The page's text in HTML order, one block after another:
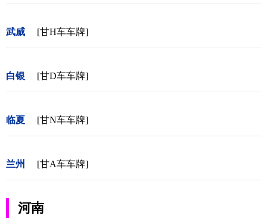
武威 [甘H车车牌]
白银 [甘D车车牌]
临夏 [甘N车车牌]
兰州 [甘A车车牌]
河南